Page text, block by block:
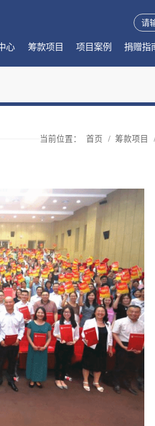
心 筹款项目 项目案例 捐赠指
当前位置： 首页 / 筹款项目